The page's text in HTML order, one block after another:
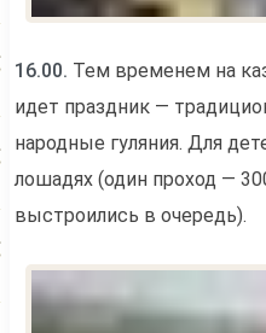
16.00. Тем временем на
идет праздник —
народные гуляния. Для
лошадях (один проход —
выстроились в очередь).